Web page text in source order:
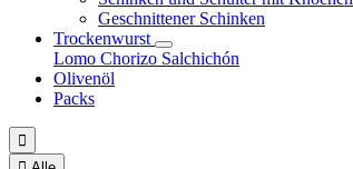
Geschnittener Schinken
Trockenwurst
Lomo Chorizo Salchichón
Olivenöl
Packs
